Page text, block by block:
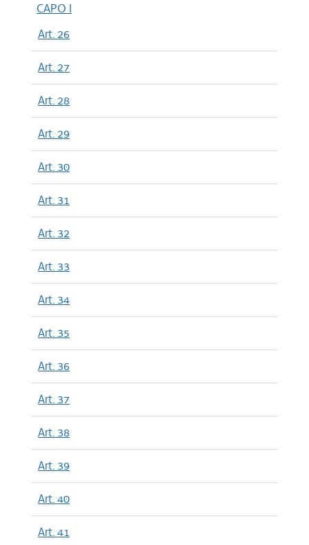
CAPO I
Art. 26
Art. 27
Art. 28
Art. 29
Art. 30
Art. 31
Art. 32
Art. 33
Art. 34
Art. 35
Art. 36
Art. 37
Art. 38
Art. 39
Art. 40
Art. 41